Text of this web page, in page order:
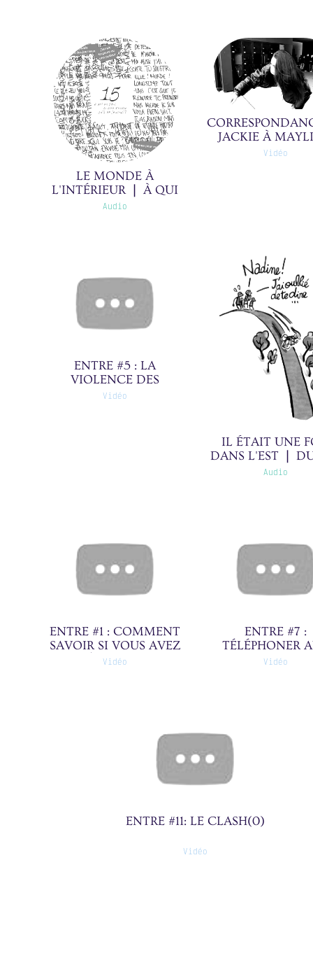
LE MONDE À
L'INTÉRIEUR ❘ À QUI
LE RACONTER
Audio
JACKIE À
18/39(0)
Vidéo
ENTRE #5 : LA
VIOLENCE DES
ENFANTS(0)
Vidéo
IL ÉTAIT UNE
DANS L'EST ❘
CUIRE ❘ 26/
Audio
ENTRE #1 : COMMENT
SAVOIR SI VOUS AVEZ
QUITTÉ L'ENFANCE(0)
Vidéo
ENTRE #7 :
TÉLÉPHONER
GARÇONS
Vidéo
ENTRE #11: LE CLASH(0)
Vidéo